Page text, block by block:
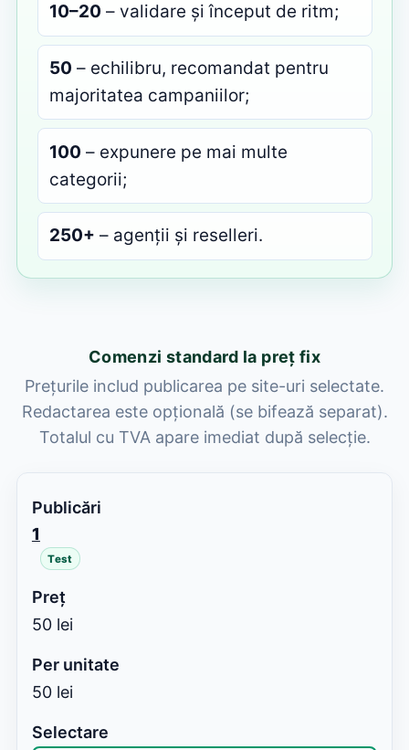
10–20 – validare și început de ritm;
50 – echilibru, recomandat pentru
majoritatea campaniilor;
100 – expunere pe mai multe
categorii;
250+ – agenții și reselleri.
Comenzi standard la preț fix
Prețurile includ publicarea pe site-uri selectate.
Redactarea este opțională (se bifează separat).
Totalul cu TVA apare imediat după selecție.
1
Test
50 lei
50 lei